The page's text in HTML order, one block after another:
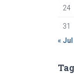
24
31
« Jul